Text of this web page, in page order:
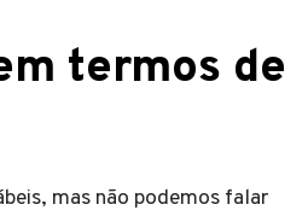
termos de
mas não podemos falar